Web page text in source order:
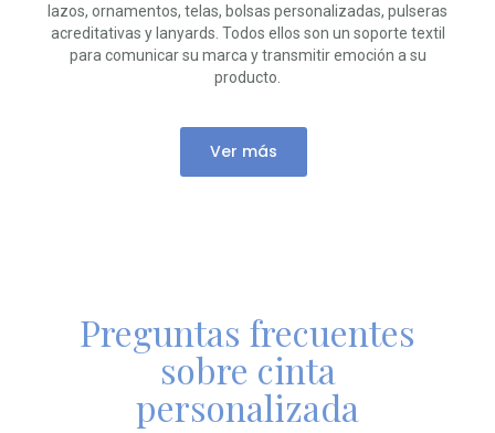
lazos, ornamentos, telas, bolsas personalizadas, pulseras
acreditativas y lanyards. Todos ellos son un soporte textil
para comunicar su marca y transmitir emoción a su
producto.
Ver más
Preguntas frecuentes
sobre cinta
personalizada